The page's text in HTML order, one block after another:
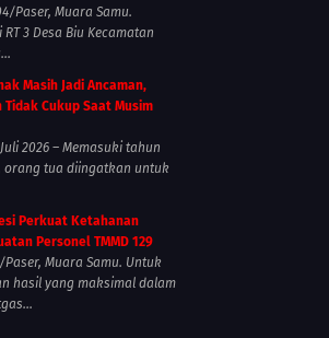
Paser, Muara Samu.
3 Desa Biu Kecamatan
Masih Jadi Ancaman,
Tidak Cukup Saat Musim
2026 – Memasuki tahun
orang tua diingatkan untuk
Perkuat Ketahanan
Personel TMMD 129
Muara Samu. Untuk
hasil yang maksimal dalam